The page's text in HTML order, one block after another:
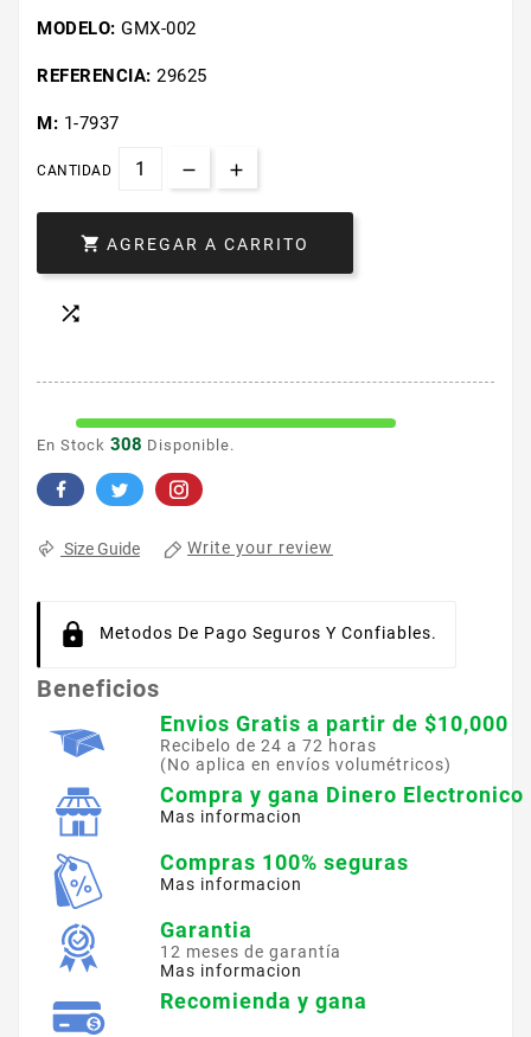
MODELO: GMX-002
REFERENCIA: 29625
M: 1-7937
CANTIDAD
 AGREGAR A CARRITO

En Stock 308 Disponible.
Size Guide Write your review
Metodos De Pago Seguros Y Confiables.
Beneficios
Envios Gratis a partir de $10,000
Recibelo de 24 a 72 horas
(No aplica en envíos volumétricos)
Compra y gana Dinero Electronico
Mas informacion
Compras 100% seguras
Mas informacion
Garantia
12 meses de garantía
Mas informacion
Recomienda y gana